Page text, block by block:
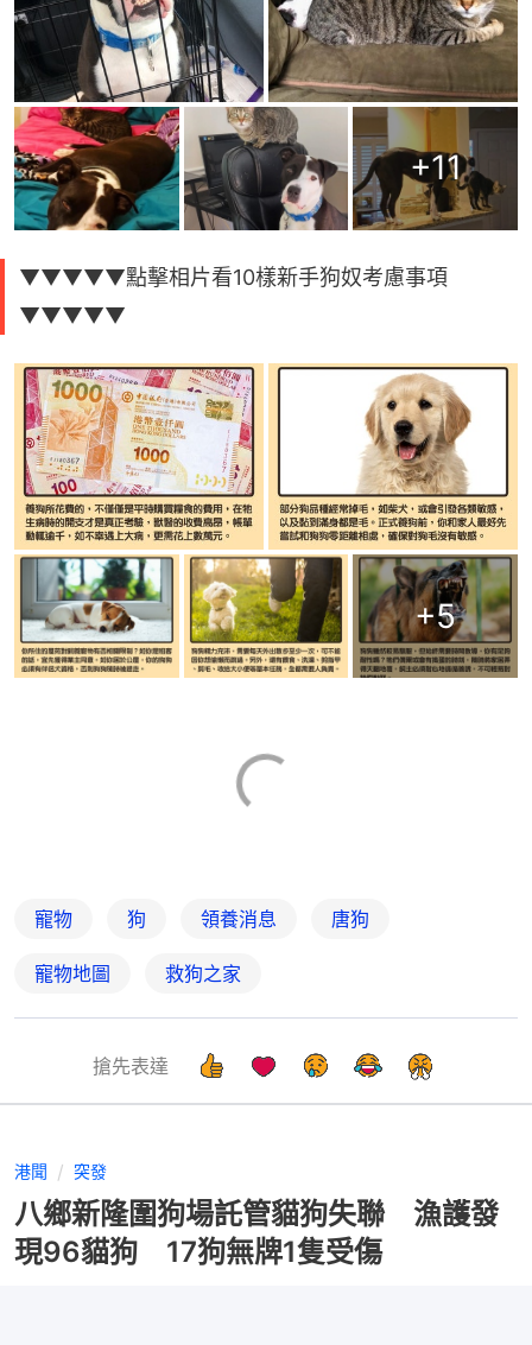
+11
▼▼▼▼▼點擊相片看10樣新手狗奴考慮事項
▼▼▼▼▼
+5
寵物 狗 領養消息 唐狗
寵物地圖 救狗之家
搶先表達
港聞 突發
八鄉新隆圍狗場託管貓狗失聯 漁護發
現96貓狗 17狗無牌1隻受傷